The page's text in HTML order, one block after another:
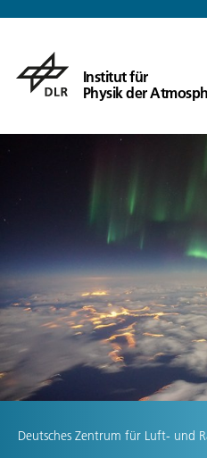
Institut für
Physik der
Deutsches Zentrum für Luft- und